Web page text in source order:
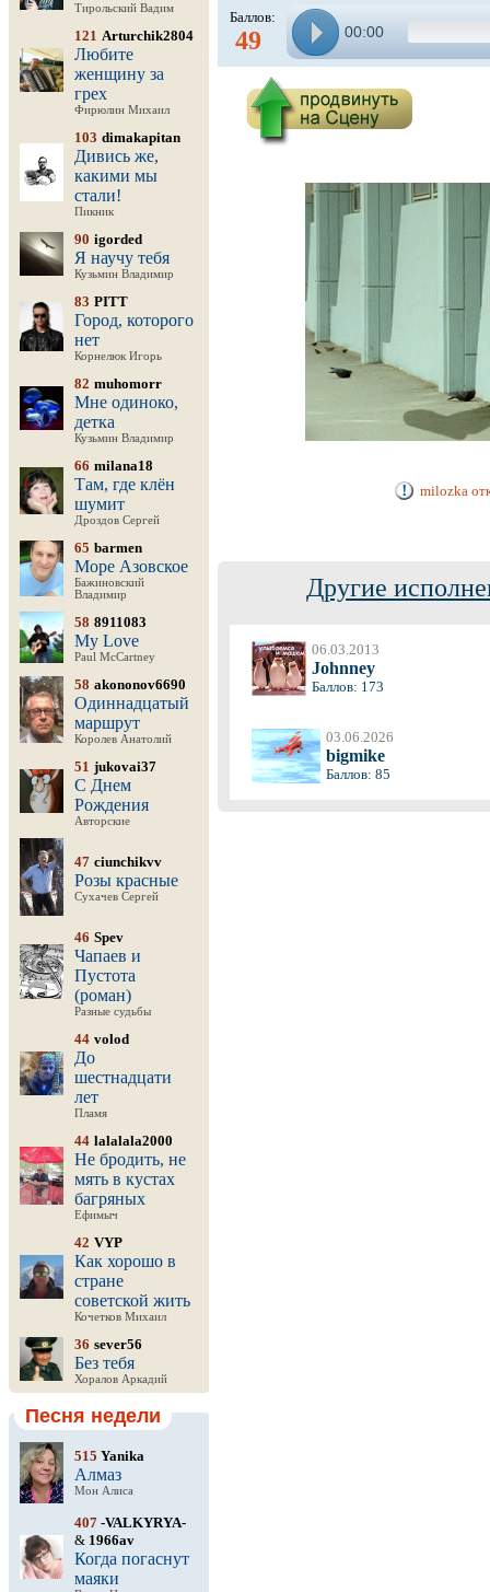
Тирольский Вадим
121 Arturchik2804
Любите
женщину за
грех
Фирюлин Михаил
103 dimakapitan
Дивись же,
какими мы
стали!
Пикник
90 igorded
Я научу тебя
Кузьмин Владимир
83 PITT
Город, которого
нет
Корнелюк Игорь
82 muhomorr
Мне одиноко,
детка
Кузьмин Владимир
66 milana18
Там, где клён
шумит
Дроздов Сергей
65 barmen
Море Азовское
Бажиновский
Владимир
58 8911083
My Love
Paul McCartney
58 akononov6690
Одиннадцатый
маршрут
Королев Анатолий
51 jukovai37
С Днем
Рождения
Авторские
47 ciunchikvv
Розы красные
Сухачев Сергей
46 Spev
Чапаев и
Пустота
(роман)
Разные судьбы
44 volod
До
шестнадцати
лет
Пламя
44 lalalala2000
Не бродить, не
мять в кустах
багряных
Ефимыч
42 VYP
Как хорошо в
стране
советской жить
Кочетков Михаил
36 sever56
Без тебя
Хоралов Аркадий
Песня недели
515 Yanika
Алмаз
Мон Алиса
407 -VALKYRYA-
& 1966av
Когда погаснут
маяки
Баллов:
49 00:00
milozka
Другие
06.03.2013
Johnney
Баллов: 173
03.06.2026
bigmike
Баллов: 85